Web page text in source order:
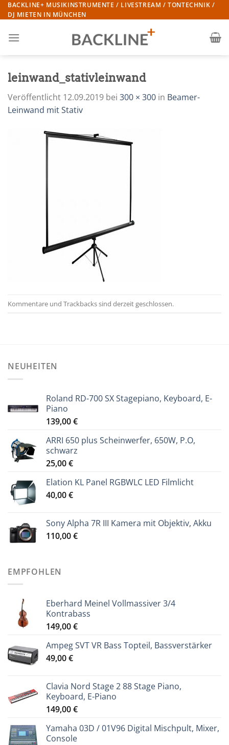
Zum
Inhalt
BACKLINE+ MUSIKINSTRUMENTE / LIVESTREAM / TONTECHNIK /
DJ MIETEN IN MÜNCHEN
leinwand_stativleinwand
Veröffentlicht 12.09.2019 bei 300 × 300 in Beamer-
Leinwand mit Stativ
Kommentare und Trackbacks sind derzeit geschlossen.
NEUHEITEN
Roland RD-700 SX Stagepiano, Keyboard, E-
Piano
139,00€
ARRI 650 plus Scheinwerfer, 650W, P.O,
schwarz
25,00€
Elation KL Panel RGBWLC LED Filmlicht
40,00€
Sony Alpha 7R III Kamera mit Objektiv, Akku
110,00€
EMPFOHLEN
Eberhard Meinel Vollmassiver 3/4
Kontrabass
149,00€
Ampeg SVT VR Bass Topteil, Bassverstärker
49,00€
Clavia Nord Stage 2 88 Stage Piano,
Keyboard, E-Piano
149,00€
Yamaha 03D / 01V96 Digital Mischpult, Mixer,
Console